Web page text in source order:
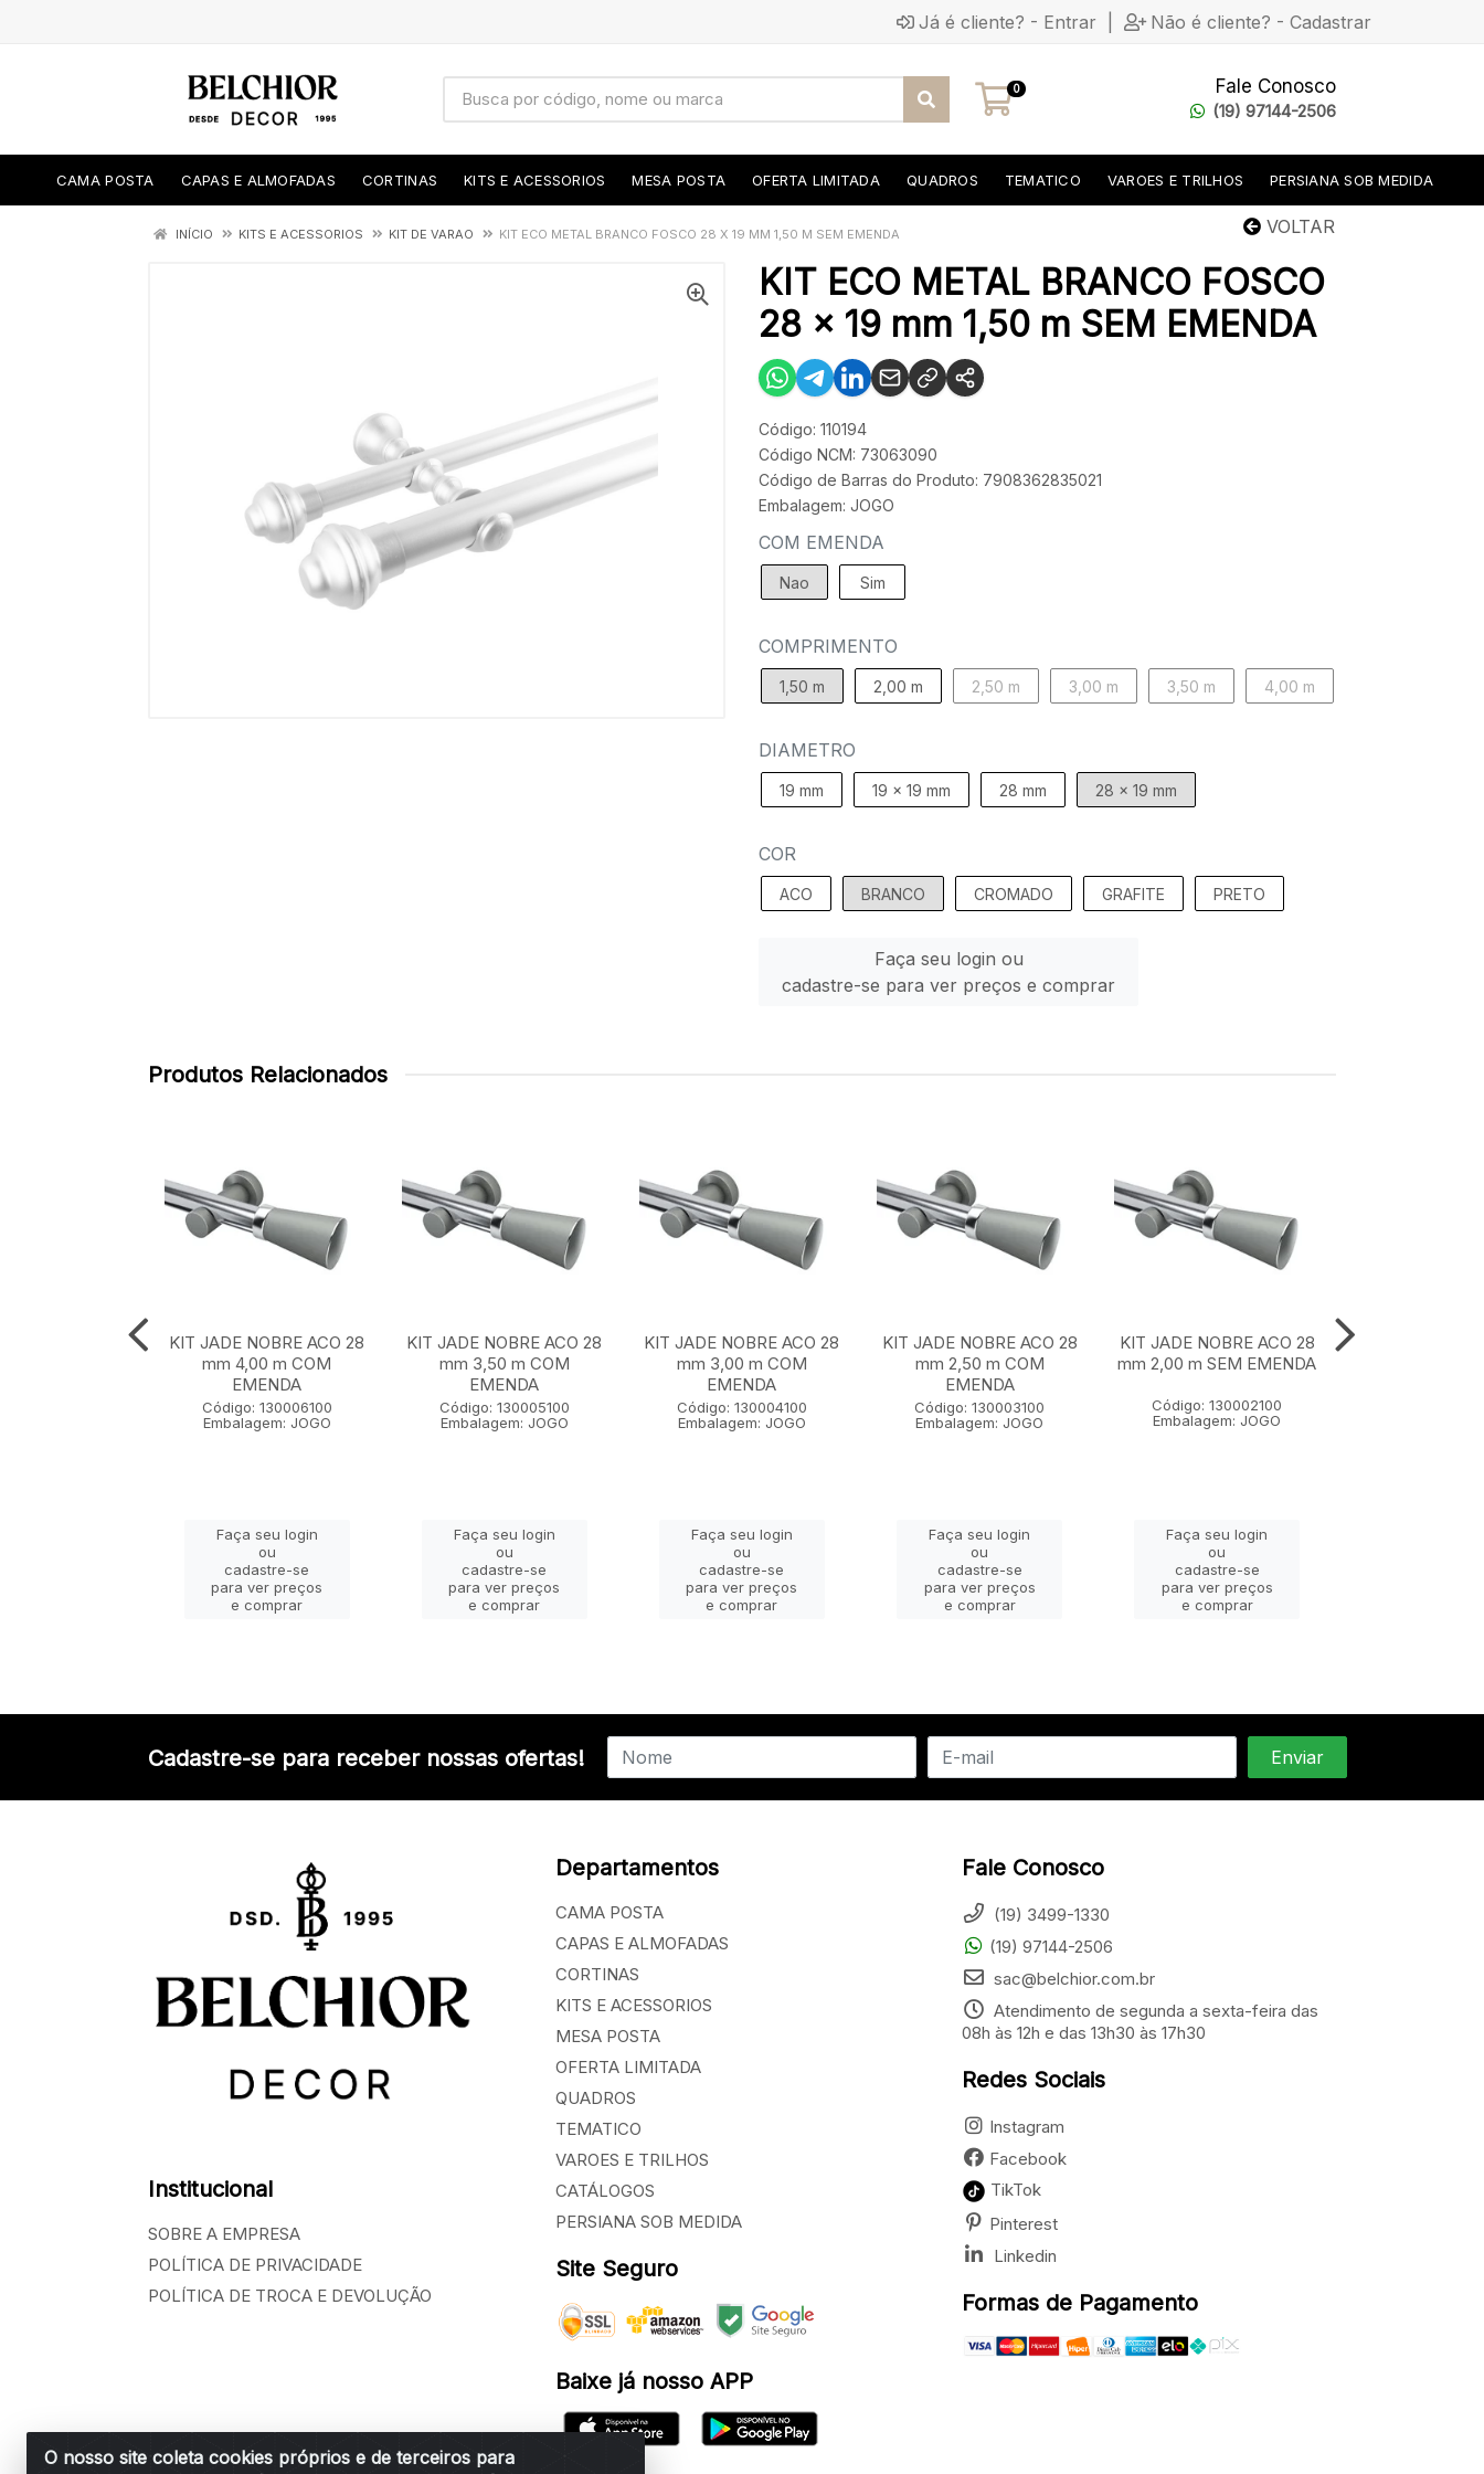
Já é cliente? - Entrar Não é cliente? - Cadastrar
0 Fale Conosco
(19) 97144-2506
CAMA POSTA CAPAS E ALMOFADAS CORTINAS KITS E ACESSORIOS MESA POSTA OFERTA LIMITADA QUADROS TEMATICO VAROES E TRILHOS PERSIANA SOB MEDIDA
VOLTAR
INÍCIO KITS E ACESSORIOS KIT DE VARAO KIT ECO METAL BRANCO FOSCO 28 X 19 MM 1,50 M SEM EMENDA
KIT ECO METAL BRANCO FOSCO
28 x 19 mm 1,50 m SEM EMENDA
Código: 110194
Código NCM: 73063090
Código de Barras do Produto: 7908362835021
Embalagem: JOGO
COM EMENDA
Nao Sim
COMPRIMENTO
1,50 m 2,00 m 2,50 m 3,00 m 3,50 m 4,00 m
DIAMETRO
19 mm 19 x 19 mm 28 mm 28 x 19 mm
COR
ACO BRANCO CROMADO GRAFITE PRETO
Faça seu login ou
cadastre-se para ver preços e comprar
Produtos Relacionados
KIT JADE NOBRE ACO 28
mm 4,00 m COM
EMENDA
Código: 130006100
Embalagem: JOGO
Faça seu login
ou
cadastre-se
para ver preços
e comprar
KIT JADE NOBRE ACO 28
mm 3,50 m COM
EMENDA
Código: 130005100
Embalagem: JOGO
Faça seu login
ou
cadastre-se
para ver preços
e comprar
KIT JADE NOBRE ACO 28
mm 3,00 m COM
EMENDA
Código: 130004100
Embalagem: JOGO
Faça seu login
ou
cadastre-se
para ver preços
e comprar
KIT JADE NOBRE ACO 28
mm 2,50 m COM
EMENDA
Código: 130003100
Embalagem: JOGO
Faça seu login
ou
cadastre-se
para ver preços
e comprar
KIT JADE NOBRE ACO 28
mm 2,00 m SEM EMENDA
Código: 130002100
Embalagem: JOGO
Faça seu login
ou
cadastre-se
para ver preços
e comprar
O nosso site coleta cookies próprios e de terceiros para
Cadastre-se para receber nossas ofertas!
Institucional
SOBRE A EMPRESA
POLÍTICA DE PRIVACIDADE
POLÍTICA DE TROCA E DEVOLUÇÃO
Departamentos
CAMA POSTA
CAPAS E ALMOFADAS
CORTINAS
KITS E ACESSORIOS
MESA POSTA
OFERTA LIMITADA
QUADROS
TEMATICO
VAROES E TRILHOS
CATÁLOGOS
PERSIANA SOB MEDIDA
Site Seguro
Baixe já nosso APP
Fale Conosco
(19) 3499-1330
(19) 97144-2506
sac@belchior.com.br
Atendimento de segunda a sexta-feira das
08h às 12h e das 13h30 às 17h30
Redes Sociais
Instagram
Facebook
TikTok
Pinterest
Linkedin
Formas de Pagamento